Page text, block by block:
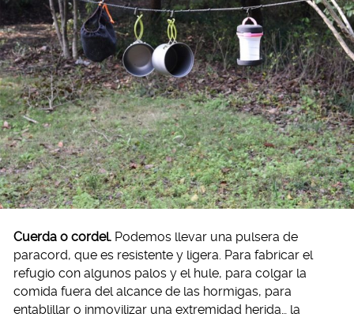
Cuerda o cordel. Podemos llevar una pulsera de
paracord, que es resistente y ligera. Para fabricar el
refugio con algunos palos y el hule, para colgar la
comida fuera del alcance de las hormigas, para
entablillar o inmovilizar una extremidad herida… la